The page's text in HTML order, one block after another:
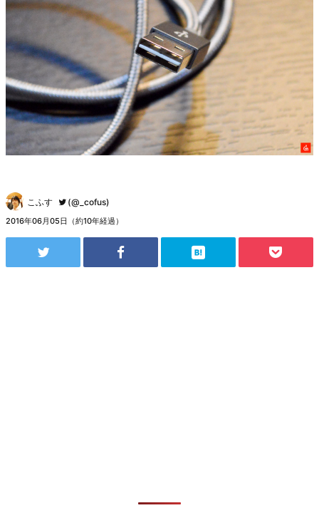
こふす (@_cofus)
2016年06月05日（約10年経過）